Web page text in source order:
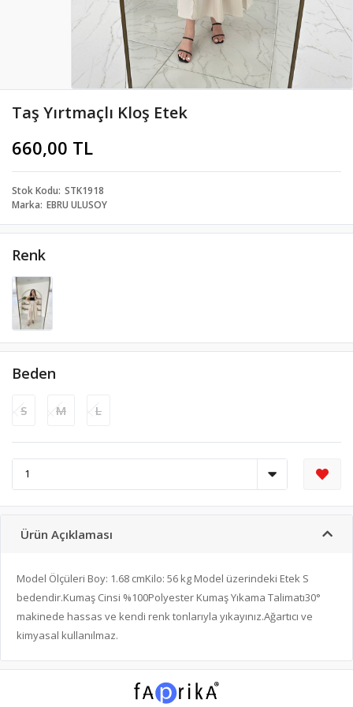
Taş Yırtmaçlı Kloş Etek
660,00 TL
Stok Kodu STK1918
Marka EBRU ULUSOY
Renk
Beden
S M L
Ürün Açıklaması
Model Ölçüleri Boy: 1.68 cmKilo: 56 kg Model üzerindeki Etek S
bedendir.Kumaş Cinsi %100Polyester Kumaş Yıkama Talimatı30°
makinede hassas ve kendi renk tonlarıyla yıkayınız.Ağartıcı ve
kimyasal kullanılmaz.